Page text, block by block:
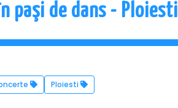
paşi de dans - Ploiesti
Ploiesti